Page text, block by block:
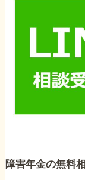
障害年金の無料